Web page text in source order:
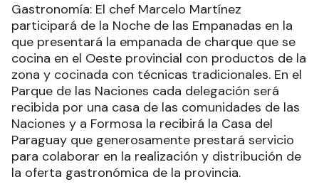
Gastronomía: El chef Marcelo Martínez
participará de la Noche de las Empanadas en la
que presentará la empanada de charque que se
cocina en el Oeste provincial con productos de la
zona y cocinada con técnicas tradicionales. En el
Parque de las Naciones cada delegación será
recibida por una casa de las comunidades de las
Naciones y a Formosa la recibirá la Casa del
Paraguay que generosamente prestará servicio
para colaborar en la realización y distribución de
la oferta gastronómica de la provincia.